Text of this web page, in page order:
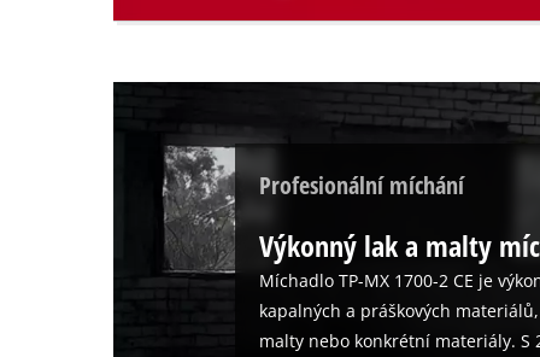
with
content
Profesionální míchání
Výkonný lak a malty
Míchadlo TP-MX 1700-2 CE je
kapalných a práškových
malty nebo konkrétní materiály. S